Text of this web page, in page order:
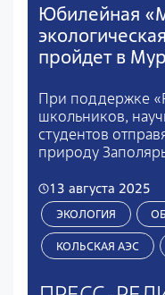
Юбилейная
пройдет в
При поддержке
школьников,
студентов
природу
13 августа 2025
ЭКОЛОГИЯ
КОЛЬСКАЯ АЭС